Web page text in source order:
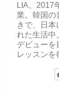
LIA。2017
業。韓国の
きで、日本
れた生活中
デビューを
レッスンを